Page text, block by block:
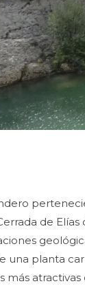
de
una planta
más